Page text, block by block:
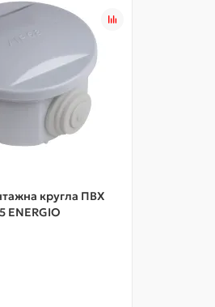
кругла ПВХ
ENERGIO